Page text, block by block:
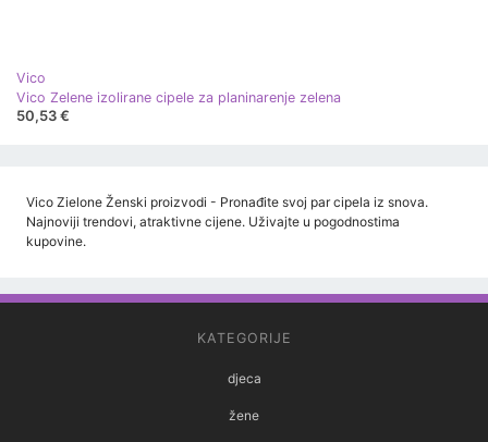
Vico
Vico Zelene izolirane cipele za planinarenje zelena
50,53 €
Vico Zielone Ženski proizvodi - Pronađite svoj par cipela iz snova.
Najnoviji trendovi, atraktivne cijene. Uživajte u pogodnostima
kupovine.
KATEGORIJE
djeca
žene